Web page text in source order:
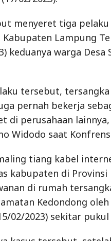
pernah bekerja
di perusahaan
Widodo saat
tiang kabel
kabupaten di Provinsi
di rumah
Kedondong
02/2023) sekitar
kasus tersebut,
Iforte selaku vendor
pemasangan jaringan
melakukan
atribut seperti
pekerjaannya